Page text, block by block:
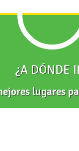
¿A DÓNDE
lugares